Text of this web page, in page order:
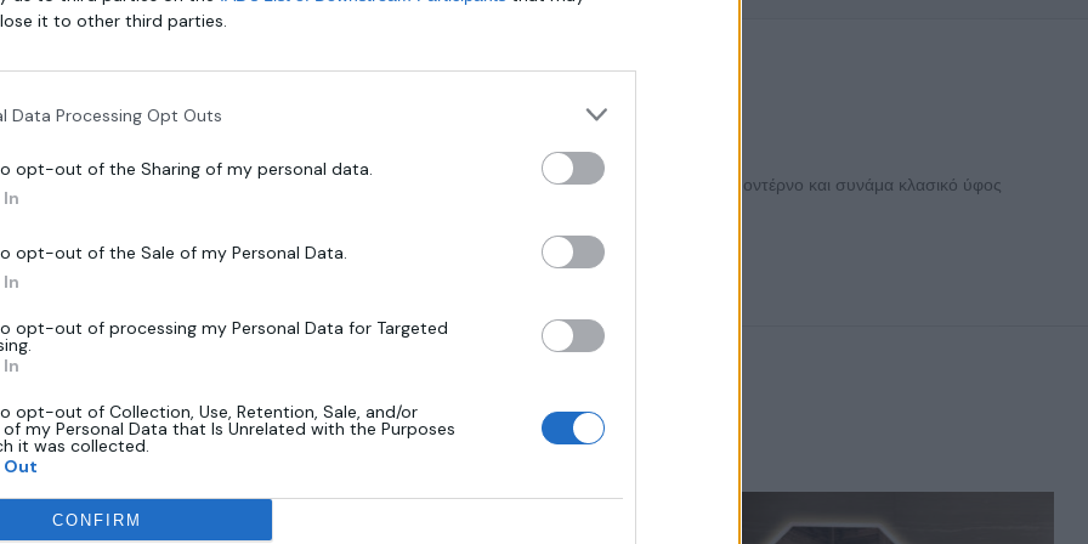
it to other third parties.
Data Processing Opt Outs
opt-out of the Sharing of my personal data.
opt-out of the Sale of my Personal Data.
opt-out of processing my Personal Data for Targeted
opt-out of Collection, Use, Retention, Sale, and/or
of my Personal Data that Is Unrelated with the Purposes
it was collected.
CONFIRM
Επεξήγηση Χαρακτηριστικών Καθρέπτη
μια απόλυτα μοναδική καλλιτεχνική δημιουργία. Ο πρωτοποριακός σχεδιασμός του δίνει ένα μοντέρνο και συνάμα κλασικό ύφος
Related Products